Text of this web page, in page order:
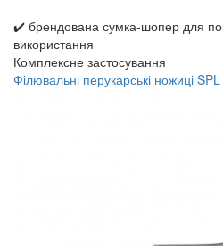
✔️ брендована сумка-шопер для
використання
Комплексне застосування
Філювальні перукарські ножиці